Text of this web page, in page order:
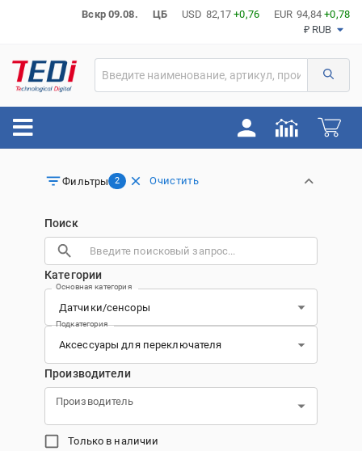
Вскр 09.08. ЦБ USD 82,17 +0,76 EUR 94,84 +0,78
₽ RUB
Фильтры 2 Очистить
Поиск
Категории
Основная категория
Подкатегория
Производители
Производитель
Только в наличии